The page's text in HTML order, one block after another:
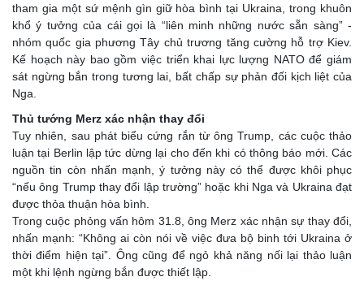
tham gia một sứ mệnh gìn giữ hòa bình tại Ukraina, trong khuôn
khổ ý tưởng của cái gọi là “liên minh những nước sẵn sàng” -
nhóm quốc gia phương Tây chủ trương tăng cường hỗ trợ Kiev.
Kế hoạch này bao gồm việc triển khai lực lượng NATO để giám
sát ngừng bắn trong tương lai, bất chấp sự phản đối kịch liệt của
Nga.
Thủ tướng Merz xác nhận thay đổi
Tuy nhiên, sau phát biểu cứng rắn từ ông Trump, các cuộc thảo
luận tại Berlin lập tức dừng lại cho đến khi có thông báo mới. Các
nguồn tin còn nhấn mạnh, ý tưởng này có thể được khôi phục
“nếu ông Trump thay đổi lập trường” hoặc khi Nga và Ukraina đạt
được thỏa thuận hòa bình.
Trong cuộc phỏng vấn hôm 31.8, ông Merz xác nhận sự thay đổi,
nhấn mạnh: “Không ai còn nói về việc đưa bộ binh tới Ukraina ở
thời điểm hiện tại”. Ông cũng để ngỏ khả năng nối lại thảo luận
một khi lệnh ngừng bắn được thiết lập.